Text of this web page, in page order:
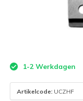
1-2 Werkdagen
Artikelcode: UCZHF